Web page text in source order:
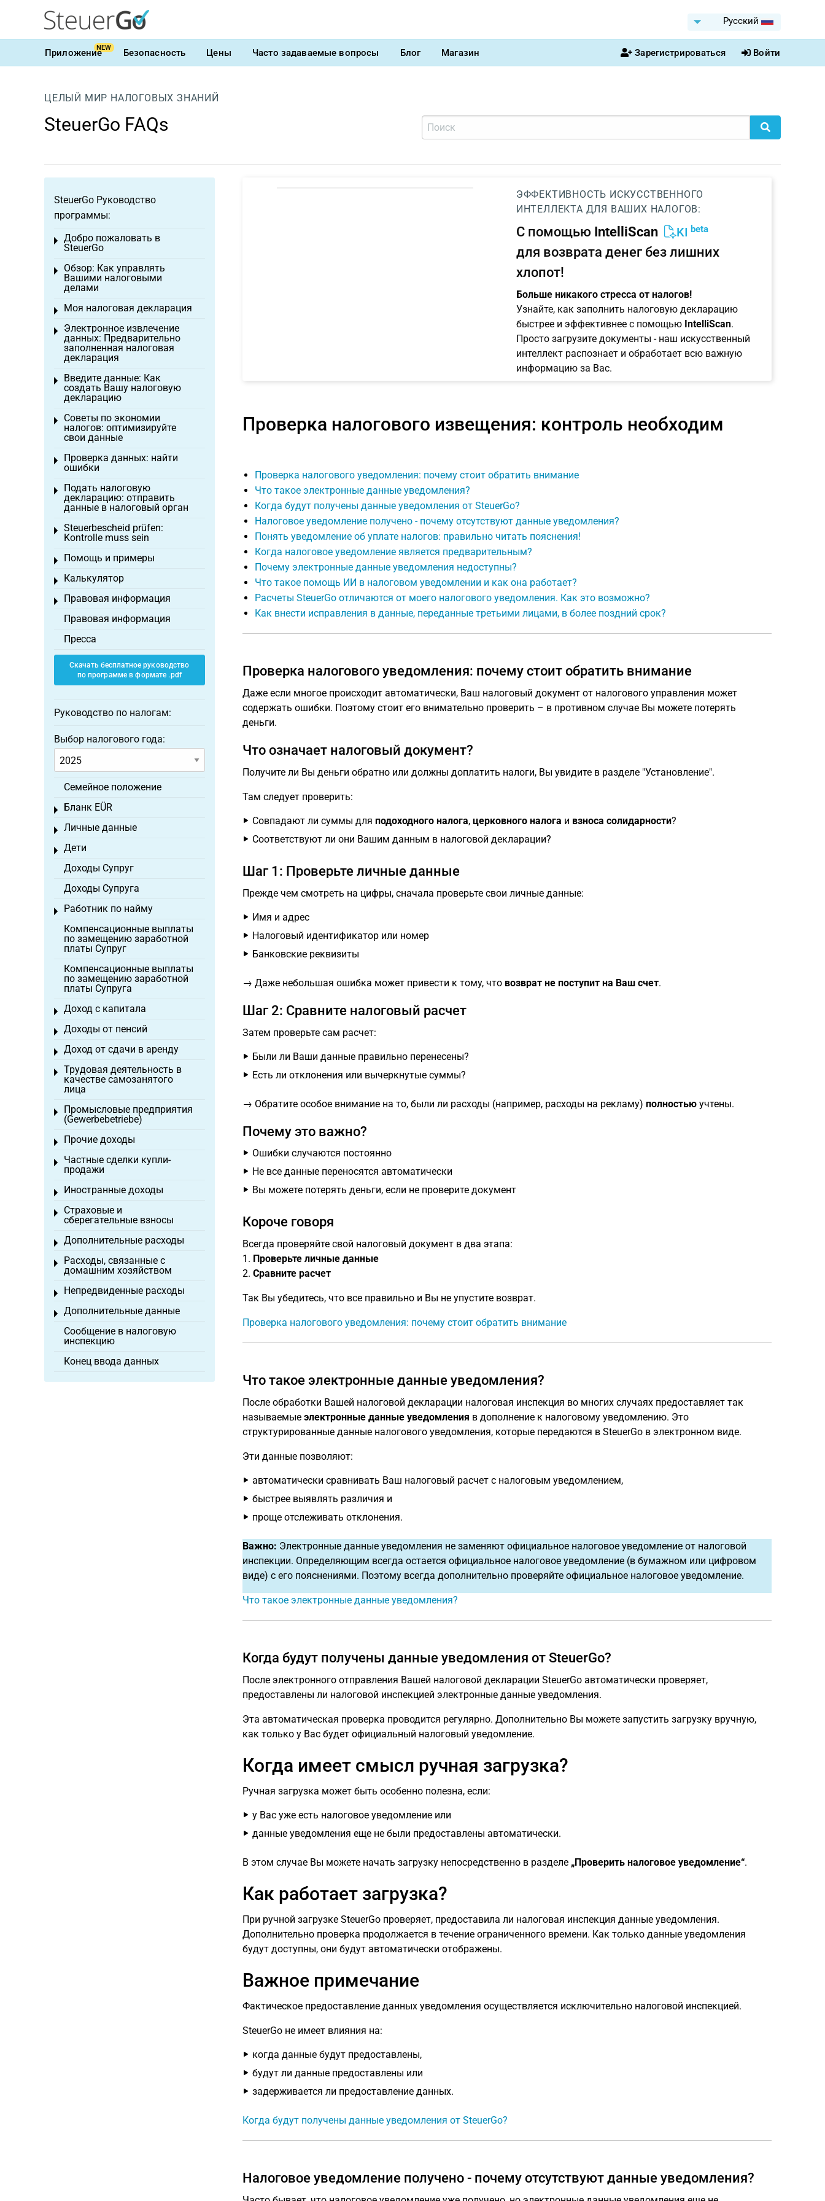
Pусский
ПриложениеNEW Безопасность Цены Часто задаваемые вопросы Блог Магазин Зарегистрироваться Войти
ЦЕЛЫЙ МИР НАЛОГОВЫХ ЗНАНИЙ
SteuerGo FAQs
ЭФФЕКТИВНОСТЬ ИСКУССТВЕННОГО
ИНТЕЛЛЕКТА ДЛЯ ВАШИХ НАЛОГОВ:
С помощью IntelliScan KI beta
для возврата денег без лишних
хлопот!
Больше никакого стресса от налогов!
Узнайте, как заполнить налоговую декларацию
быстрее и эффективнее с помощью IntelliScan.
Просто загрузите документы - наш искусственный
интеллект распознает и обработает всю важную
информацию за Вас.
Проверка налогового извещения: контроль необходим
Проверка налогового уведомления: почему стоит обратить внимание
Что такое электронные данные уведомления?
Когда будут получены данные уведомления от SteuerGo?
Налоговое уведомление получено - почему отсутствуют данные уведомления?
Понять уведомление об уплате налогов: правильно читать пояснения!
Когда налоговое уведомление является предварительным?
Почему электронные данные уведомления недоступны?
Что такое помощь ИИ в налоговом уведомлении и как она работает?
Расчеты SteuerGo отличаются от моего налогового уведомления. Как это возможно?
Как внести исправления в данные, переданные третьими лицами, в более поздний срок?
Проверка налогового уведомления: почему стоит обратить внимание
Даже если многое происходит автоматически, Ваш налоговый документ от налогового управления может
содержать ошибки. Поэтому стоит его внимательно проверить – в противном случае Вы можете потерять
деньги.
Что означает налоговый документ?
Получите ли Вы деньги обратно или должны доплатить налоги, Вы увидите в разделе "Установление".
Там следует проверить:
Совпадают ли суммы для подоходного налога, церковного налога и взноса солидарности?
Соответствуют ли они Вашим данным в налоговой декларации?
Шаг 1: Проверьте личные данные
Прежде чем смотреть на цифры, сначала проверьте свои личные данные:
Имя и адрес
Налоговый идентификатор или номер
Банковские реквизиты
→ Даже небольшая ошибка может привести к тому, что возврат не поступит на Ваш счет.
Шаг 2: Сравните налоговый расчет
Затем проверьте сам расчет:
Были ли Ваши данные правильно перенесены?
Есть ли отклонения или вычеркнутые суммы?
→ Обратите особое внимание на то, были ли расходы (например, расходы на рекламу) полностьюучтены.
Почему это важно?
Ошибки случаются постоянно
Не все данные переносятся автоматически
Вы можете потерять деньги, если не проверите документ
Короче говоря
Всегда проверяйте свой налоговый документ в два этапа:
1. Проверьте личные данные
2. Сравните расчет
Так Вы убедитесь, что все правильно и Вы не упустите возврат.
Проверка налогового уведомления: почему стоит обратить внимание
Что такое электронные данные уведомления?
После обработки Вашей налоговой декларации налоговая инспекция во многих случаях предоставляет так
называемые электронные данные уведомления в дополнение к налоговому уведомлению. Это
структурированные данные налогового уведомления, которые передаются в SteuerGo в электронном виде.
Эти данные позволяют:
автоматически сравнивать Ваш налоговый расчет с налоговым уведомлением,
быстрее выявлять различия и
проще отслеживать отклонения.
Важно: Электронные данные уведомления не заменяют официальное налоговое уведомление от налоговой
инспекции. Определяющим всегда остается официальное налоговое уведомление (в бумажном или цифровом
виде) с его пояснениями. Поэтому всегда дополнительно проверяйте официальное налоговое уведомление.
Что такое электронные данные уведомления?
Когда будут получены данные уведомления от SteuerGo?
После электронного отправления Вашей налоговой декларации SteuerGo автоматически проверяет,
предоставлены ли налоговой инспекцией электронные данные уведомления.
Эта автоматическая проверка проводится регулярно. Дополнительно Вы можете запустить загрузку вручную,
как только у Вас будет официальный налоговый уведомление.
Когда имеет смысл ручная загрузка?
Ручная загрузка может быть особенно полезна, если:
у Вас уже есть налоговое уведомление или
данные уведомления еще не были предоставлены автоматически.
В этом случае Вы можете начать загрузку непосредственно в разделе „Проверить налоговое уведомление“.
Как работает загрузка?
При ручной загрузке SteuerGo проверяет, предоставила ли налоговая инспекция данные уведомления.
Дополнительно проверка продолжается в течение ограниченного времени. Как только данные уведомления
будут доступны, они будут автоматически отображены.
Важное примечание
Фактическое предоставление данных уведомления осуществляется исключительно налоговой инспекцией.
SteuerGo не имеет влияния на:
когда данные будут предоставлены,
будут ли данные предоставлены или
задерживается ли предоставление данных.
Когда будут получены данные уведомления от SteuerGo?
Налоговое уведомление получено - почему отсутствуют данные уведомления?
SteuerGo Руководство
программы:
Добро пожаловать в
SteuerGo
Toggle menu
Обзор: Как управлять
Вашими налоговыми
делами
Toggle menu
Моя налоговая декларация
Toggle menu
Электронное извлечение
данных: Предварительно
заполненная налоговая
декларация
Toggle menu
Введите данные: Как
создать Вашу налоговую
декларацию
Toggle menu
Советы по экономии
налогов: оптимизируйте
свои данные
Toggle menu
Проверка данных: найти
ошибки
Toggle menu
Подать налоговую
декларацию: отправить
данные в налоговый орган
Toggle menu
Steuerbescheid prüfen:
Kontrolle muss sein
Toggle menu
Помощь и примеры
Toggle menu
Калькулятор
Toggle menu
Правовая информация
Toggle menu
Правовая информация
Пресса
Скачать бесплатное руководство
по программе в формате .pdf
Руководство по налогам:
Выбор налогового года:
Семейное положение
Бланк EÜR
Toggle menu
Личные данные
Toggle menu
Дети
Toggle menu
Доходы Супруг
Доходы Супруга
Работник по найму
Toggle menu
Компенсационные выплаты
по замещению заработной
платы Супруг
Компенсационные выплаты
по замещению заработной
платы Супруга
Доход с капитала
Toggle menu
Доходы от пенсий
Toggle menu
Доход от сдачи в аренду
Toggle menu
Трудовая деятельность в
качестве самозанятого
лица
Toggle menu
Промысловые предприятия
(Gewerbebetriebe)
Toggle menu
Прочие доходы
Toggle menu
Частные сделки купли-
продажи
Toggle menu
Иностранные доходы
Toggle menu
Страховые и
сберегательные взносы
Toggle menu
Дополнительные расходы
Toggle menu
Расходы, связанные с
домашним хозяйством
Toggle menu
Непредвиденные расходы
Toggle menu
Дополнительные данные
Toggle menu
Сообщение в налоговую
инспекцию
Конец ввода данных